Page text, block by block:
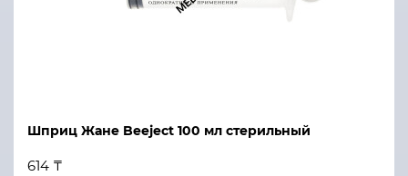
Шприц Жане Beeject 100 мл стерильный
614 ₸